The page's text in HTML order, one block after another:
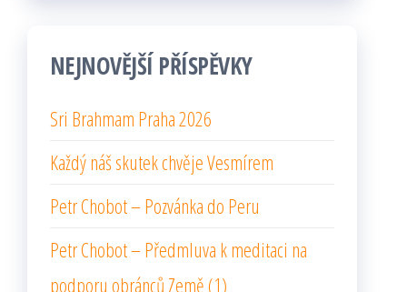
NEJNOVĚJŠÍ PŘÍSPĚVKY
Sri Brahmam Praha 2026
Každý náš skutek chvěje Vesmírem
Petr Chobot – Pozvánka do Peru
Petr Chobot – Předmluva k meditaci na
podporu obránců Země (1)